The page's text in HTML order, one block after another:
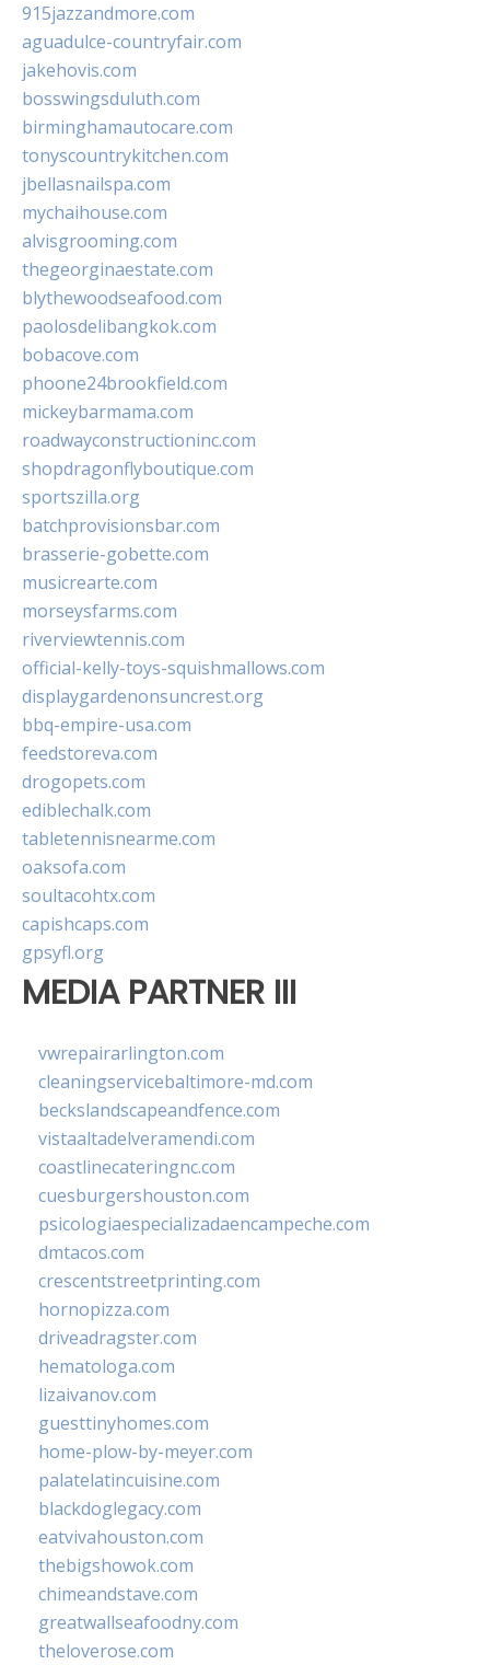
915jazzandmore.com
aguadulce-countryfair.com
jakehovis.com
bosswingsduluth.com
birminghamautocare.com
tonyscountrykitchen.com
jbellasnailspa.com
mychaihouse.com
alvisgrooming.com
thegeorginaestate.com
blythewoodseafood.com
paolosdelibangkok.com
bobacove.com
phoone24brookfield.com
mickeybarmama.com
roadwayconstructioninc.com
shopdragonflyboutique.com
sportszilla.org
batchprovisionsbar.com
brasserie-gobette.com
musicrearte.com
morseysfarms.com
riverviewtennis.com
official-kelly-toys-squishmallows.com
displaygardenonsuncrest.org
bbq-empire-usa.com
feedstoreva.com
drogopets.com
ediblechalk.com
tabletennisnearme.com
oaksofa.com
soultacohtx.com
capishcaps.com
gpsyfl.org
MEDIA PARTNER III
vwrepairarlington.com
cleaningservicebaltimore-md.com
beckslandscapeandfence.com
vistaaltadelveramendi.com
coastlinecateringnc.com
cuesburgershouston.com
psicologiaespecializadaencampeche.com
dmtacos.com
crescentstreetprinting.com
hornopizza.com
driveadragster.com
hematologa.com
lizaivanov.com
guesttinyhomes.com
home-plow-by-meyer.com
palatelatincuisine.com
blackdoglegacy.com
eatvivahouston.com
thebigshowok.com
chimeandstave.com
greatwallseafoodny.com
theloverose.com